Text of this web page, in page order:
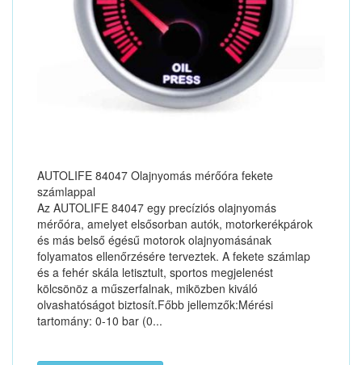
AUTOLIFE 84047 Olajnyomás mérőóra fekete
számlappal
Az AUTOLIFE 84047 egy precíziós olajnyomás
mérőóra, amelyet elsősorban autók, motorkerékpárok
és más belső égésű motorok olajnyomásának
folyamatos ellenőrzésére terveztek. A fekete számlap
és a fehér skála letisztult, sportos megjelenést
kölcsönöz a műszerfalnak, miközben kiváló
olvashatóságot biztosít.Főbb jellemzők:Mérési
tartomány: 0-10 bar (0...